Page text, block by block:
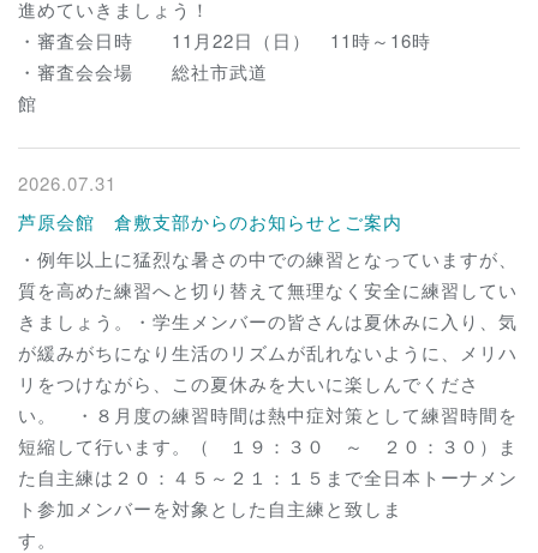
進めていきましょう！
・審査会日時 11月22日（日） 11時～16時
・審査会会場 総社市武道
館
2026.07.31
芦原会館 倉敷支部からのお知らせとご案内
・例年以上に猛烈な暑さの中での練習となっていますが、
質を高めた練習へと切り替えて無理なく安全に練習してい
きましょう。・学生メンバーの皆さんは夏休みに入り、気
が緩みがちになり生活のリズムが乱れないように、メリハ
リをつけながら、この夏休みを大いに楽しんでくださ
い。 ・８月度の練習時間は熱中症対策として練習時間を
短縮して行います。（ １９：３０ ～ ２０：３０）ま
た自主練は２０：４５～２１：１５まで全日本トーナメン
ト参加メンバーを対象とした自主練と致しま
す